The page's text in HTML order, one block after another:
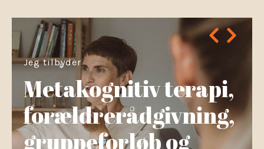
Jeg tilbyder
Metakognitiv terapi,
forældrerådgivning,
gruppeforløb og